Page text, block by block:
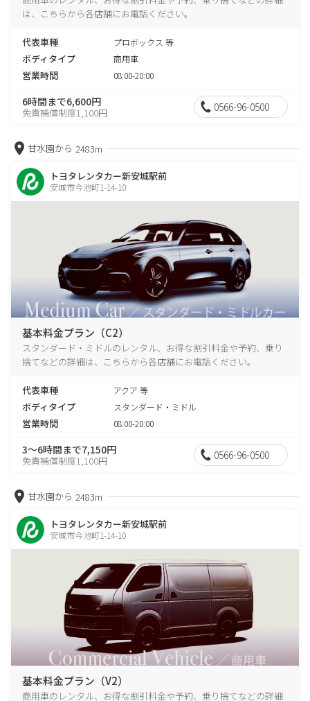
は、こちらから各店舗にお電話ください。
代表車種 プロボックス 等
ボディタイプ 商用車
営業時間 08:00-20:00
6時間まで6,600円
免責補償制度1,100円 0566-96-0500
甘水園から 2483m
トヨタレンタカー新安城駅前
安城市今池町1-14-10
基本料金プラン（C2）
スタンダード・ミドルのレンタル、お得な割引料金や予約、乗り
捨てなどの詳細は、こちらから各店舗にお電話ください。
代表車種 アクア 等
ボディタイプ スタンダード・ミドル
営業時間 08:00-20:00
3～6時間まで7,150円
免責補償制度1,100円 0566-96-0500
甘水園から 2483m
トヨタレンタカー新安城駅前
安城市今池町1-14-10
基本料金プラン（V2）
商用車のレンタル、お得な割引料金や予約、乗り捨てなどの詳細